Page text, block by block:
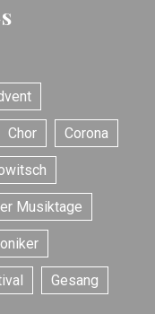
Chor Corona
Musiktage
Gesang